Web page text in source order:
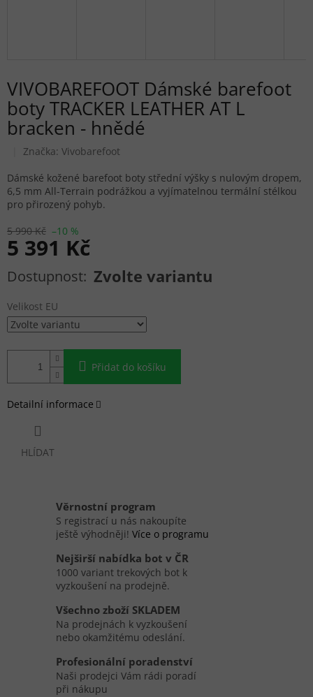
VIVOBAREFOOT Dámské barefoot
boty TRACKER LEATHER AT L
bracken - hnědé
Značka: Vivobarefoot
5 990 Kč –10 %
5 391 Kč
Měrná cena: Zvolte variantu
Velikost EU
Přidat do košíku
Dámské kožené barefoot boty střední výšky s nulovým dropem,
6,5 mm All-Terrain podrážkou a vyjímatelnou termální stélkou
pro přirozený pohyb.
Detailní informace
HLÍDAT
Věrnostní program
S registrací u nás nakoupíte
ještě výhodněji! Více o programu
Nejširší nabídka bot v ČR
1000 variant trekových bot k
vyzkoušení na prodejně.
Všechno zboží SKLADEM
Na prodejnách k vyzkoušení
nebo okamžitému odeslání.
Profesionální poradenství
Naši prodejci Vám rádi poradí
při nákupu